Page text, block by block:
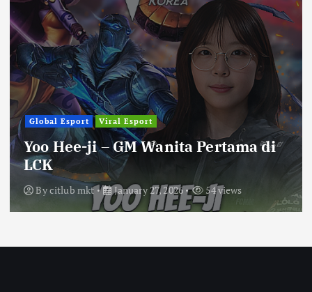
Global Esport Viral Esport
Yoo Hee-ji – GM Wanita Pertama di
LCK
Bycitlub mkt January 27, 2026 54 views